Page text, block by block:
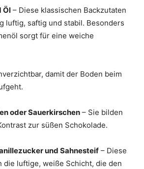
Öl – Diese klassischen Backzutaten
luftig, saftig und stabil. Besonders
sorgt für eine weiche
damit der Boden beim
oder Sauerkirschen – Sie bilden
zur süßen Schokolade.
und Sahnesteif – Diese
die luftige, weiße Schicht, die den